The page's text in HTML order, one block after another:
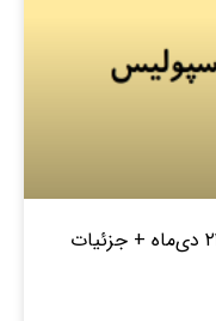
عرضه اولیه کپرسپولیس؛ دوشنبه ۲۲ دی‌ماه + جزئیات